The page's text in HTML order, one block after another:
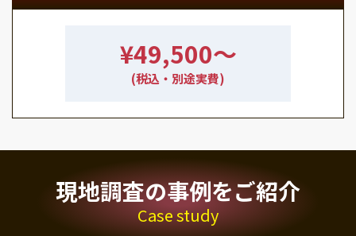
¥49,500〜
(税込・別途実費)
現地調査の事例をご紹介
Case study